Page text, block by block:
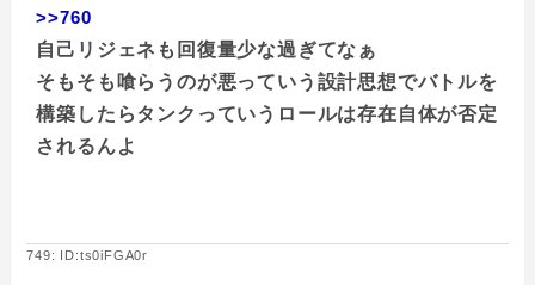
>>760
自己リジェネも回復量少な過ぎてなぁ
そもそも喰らうのが悪っていう設計思想でバトルを
構築したらタンクっていうロールは存在自体が否定
されるんよ
749: ID:ts0iFGA0r